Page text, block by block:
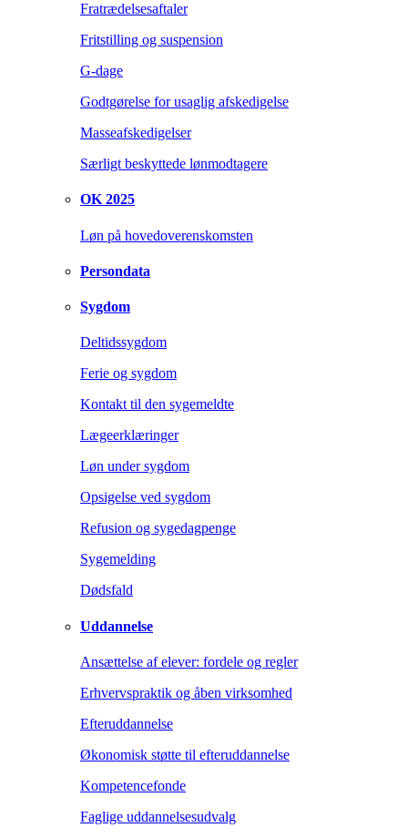
Fratrædelsesaftaler
Fritstilling og suspension
G-dage
Godtgørelse for usaglig afskedigelse
Masseafskedigelser
Særligt beskyttede lønmodtagere
OK 2025
Løn på hovedoverenskomsten
Persondata
Sygdom
Deltidssygdom
Ferie og sygdom
Kontakt til den sygemeldte
Lægeerklæringer
Løn under sygdom
Opsigelse ved sygdom
Refusion og sygedagpenge
Sygemelding
Dødsfald
Uddannelse
Ansættelse af elever: fordele og regler
Erhvervspraktik og åben virksomhed
Efteruddannelse
Økonomisk støtte til efteruddannelse
Kompetencefonde
Faglige uddannelsesudvalg